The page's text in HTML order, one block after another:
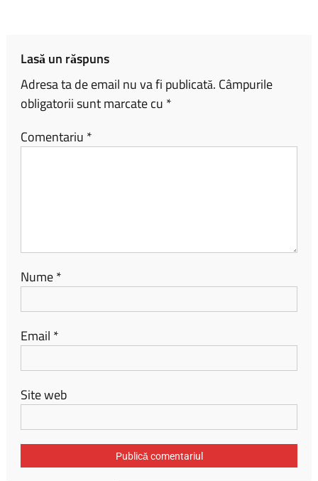
Lasă un răspuns
Adresa ta de email nu va fi publicată. Câmpurile
obligatorii sunt marcate cu *
Comentariu *
Nume*
Email *
Site web